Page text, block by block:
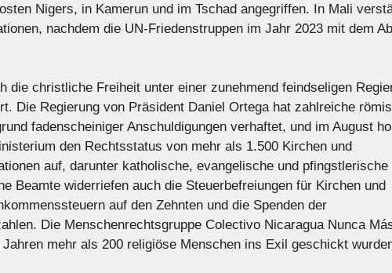
Nigers, in Kamerun und im Tschad angegriffen. In Mali
nachdem die UN-Friedenstruppen im Jahr 2023 mit dem
die christliche Freiheit unter einer zunehmend feindseligen
Die Regierung von Präsident Daniel Ortega hat zahlreiche
fadenscheiniger Anschuldigungen verhaftet, und im August
den Rechtsstatus von mehr als 1.500 Kirchen und
auf, darunter katholische, evangelische und pfingstlerische
Beamte widerriefen auch die Steuerbefreiungen für Kirchen und
auf den Zehnten und die Spenden der
Die Menschenrechtsgruppe Colectivo Nicaragua Nunca
mehr als 200 religiöse Menschen ins Exil geschickt